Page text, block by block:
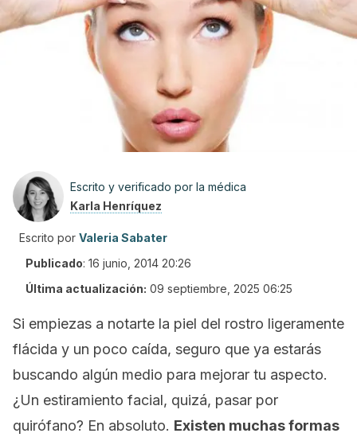
Escrito y verificado por la médica
Karla Henríquez
Escrito por Valeria Sabater
Publicado: 16 junio, 2014 20:26
Última actualización: 09 septiembre, 2025 06:25
Si empiezas a notarte la piel del rostro ligeramente
flácida y un poco caída, seguro que ya estarás
buscando algún medio para mejorar tu aspecto.
¿Un estiramiento facial, quizá, pasar por
quirófano? En absoluto. Existen muchas formas